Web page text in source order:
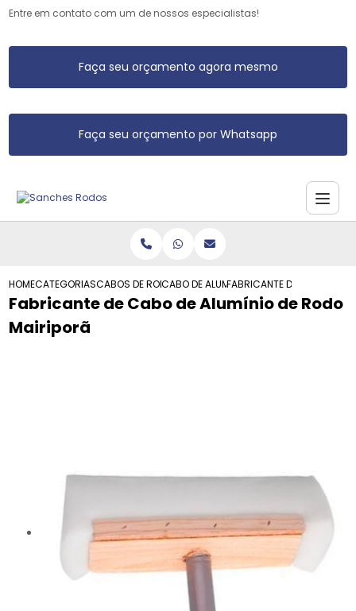
Entre em contato com um de nossos especialistas!
Faça seu orçamento agora mesmo
Faça seu orçamento por Whatsapp
HOMECATEGORIASCABOS DE RODO DE ALUMINIO
CABO DE ALUMINIO DE RODO
FABRICANTE DE CABO DE
Fabricante de Cabo de Alumínio de Rodo
Mairiporã